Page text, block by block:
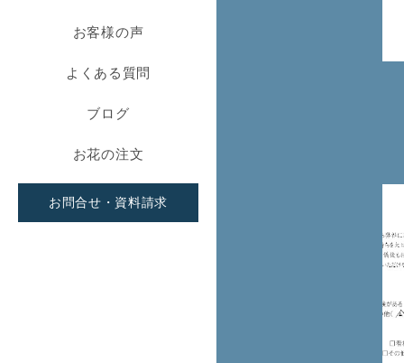
お客様の声
よくある質問
ブログ
お花の注文
お問合せ・資料請求